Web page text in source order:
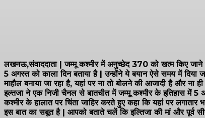
लखनऊ,संवाददाता | जम्मू कश्मीर में अनुच्छेद 370 को खत्म किए जाने
5 अगस्त को काला दिन बताया है | उन्होंने ये बयान ऐसे समय में दिया
माहौल बनाया जा रहा है, यहां पर ना तो बोलने की आजादी है और ना
इल्तजा ने एक निजी चैनल से बातचीत में जम्मू कश्मीर के इतिहास में 5
कश्मीर के हालात पर चिंता जाहिर करते हुए कहा कि यहां पर
इस बात का सबूत है | आपको बताते चलें कि इल्तिजा की मां और पूर्व